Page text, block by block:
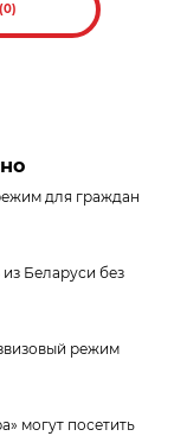
для граждан
Беларуси без
режим
могут посетить